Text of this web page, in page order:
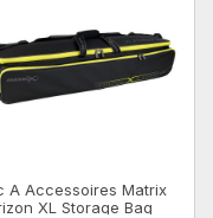
A Accessoires Matrix
XL Storage Bag